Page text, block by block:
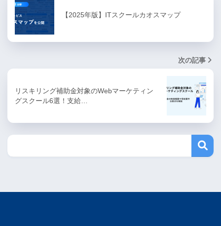
【2025年版】ITスクールカオスマップ
次の記事
リスキリング補助金対象のWebマーケティン
グスクール6選！支給…